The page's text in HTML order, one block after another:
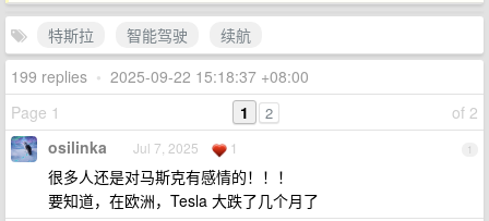
特斯拉 智能驾驶
续航
199 replies • 2025-09-22 15:18:37 +08:00
Page 1
of 2
1 2
1
osilinka Jul 7, 2025 1
很多人还是对马斯克有感情的！！！
要知道，在欧洲，Tesla 大跌了几个月了